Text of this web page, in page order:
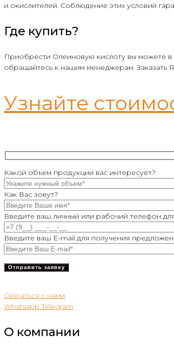
и окислителей. Соблюдение этих условий
Где купить?
Приобрести Олеиновую кислоту вы можете в
обращайтесь к нашим менеджерам. Заказать
Узнайте
Какой объем продукции вас интересует?
Как Вас зовут?
Введите ваш личный или рабочий телефон
Введите ваш E-mail для получения
Связаться с нами
Whatsapp Telegram
О компании